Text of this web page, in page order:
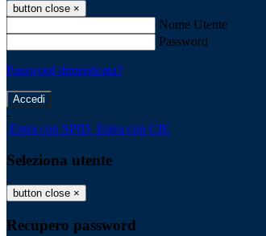
button close ×
Nome Utente
Password
Password dimenticata?
-
Entra con SPID Entra con CIE
Seleziona utente
button close ×
Recupero password